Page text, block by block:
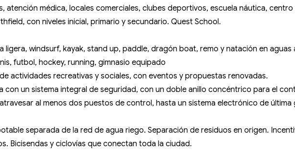
atención médica, locales comerciales, clubes deportivos, escuela náutica,
con niveles inicial, primario y secundario. Quest School.
ligera, windsurf, kayak, stand up, paddle, dragón boat, remo y natación en aguas
futbol, hockey, running, gimnasio equipado
actividades recreativas y sociales, con eventos y propuestas renovadas.
con un sistema integral de seguridad, con un doble anillo concéntrico para el
al menos dos puestos de control, hasta un sistema electrónico de
separada de la red de agua riego. Separación de residuos en origen.
Bicisendas y ciclovías que conectan toda la ciudad.